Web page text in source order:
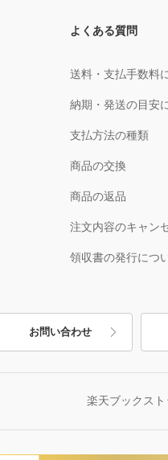
よくある質問
送料・支払手数料
納期・発送の目安
支払方法の種類
商品の交換
商品の返品
注文内容のキャン
領収書の発行につ
お問い合わせ
楽天ブックス